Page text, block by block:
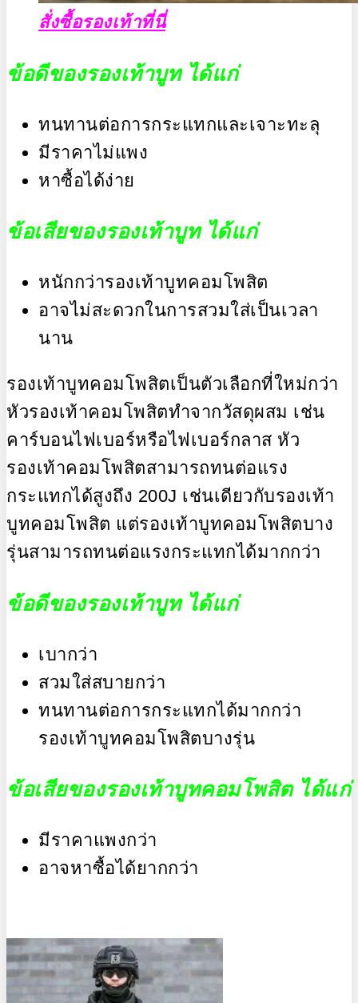
สั่งซื้อรองเท้าที่นี่
ข้อดีของรองเท้าบูท ได้แก่
ทนทานต่อการกระแทกและเจาะทะลุ
มีราคาไม่แพง
หาซื้อได้ง่าย
ข้อเสียของรองเท้าบูท ได้แก่
หนักกว่ารองเท้าบูทคอมโพสิต
อาจไม่สะดวกในการสวมใส่เป็นเวลา
นาน
รองเท้าบูทคอมโพสิตเป็นตัวเลือกที่ใหม่กว่า
หัวรองเท้าคอมโพสิตทำจากวัสดุผสม เช่น
คาร์บอนไฟเบอร์หรือไฟเบอร์กลาส หัว
รองเท้าคอมโพสิตสามารถทนต่อแรง
กระแทกได้สูงถึง 200J เช่นเดียวกับรองเท้า
บูทคอมโพสิต แต่รองเท้าบูทคอมโพสิตบาง
รุ่นสามารถทนต่อแรงกระแทกได้มากกว่า
ข้อดีของรองเท้าบูท ได้แก่
เบากว่า
สวมใส่สบายกว่า
ทนทานต่อการกระแทกได้มากกว่า
รองเท้าบูทคอมโพสิตบางรุ่น
ข้อเสียของรองเท้าบูทคอมโพสิต ได้แก่
มีราคาแพงกว่า
อาจหาซื้อได้ยากกว่า